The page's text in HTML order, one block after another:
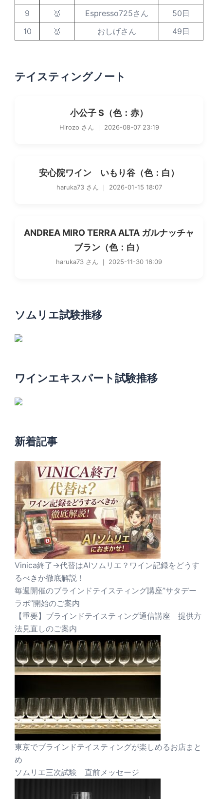
9 🥇 Espresso725さん
50日
10
🥇 おしげさん 49日
テイスティングノート
小公子 S（色：赤）
Hirozo さん ｜ 2026-08-07 23:19
安心院ワイン いもり谷（色：白）
haruka73 さん ｜ 2026-01-15 18:07
ANDREA MIRO TERRA ALTA ガルナッチャ
ブラン（色：白）
haruka73 さん ｜ 2025-11-30 16:09
ソムリエ試験推移
ワインエキスパート試験推移
新着記事
Vinica終了→代替はAIソムリエ？ワイン記録をどうす
るべきか徹底解説！
毎週開催のブラインドテイスティング講座”サタデー
ラボ”開始のご案内
【重要】ブラインドテイスティング通信講座 提供方
法見直しのご案内
東京でブラインドテイスティングが楽しめるお店まと
め
ソムリエ三次試験 直前メッセージ